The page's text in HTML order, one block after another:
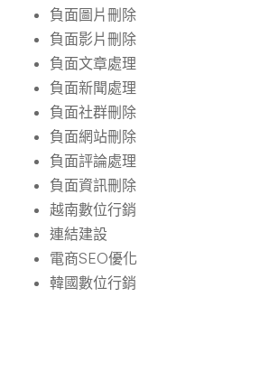
負面圖片刪除
負面影片刪除
負面文章處理
負面新聞處理
負面社群刪除
負面網站刪除
負面評論處理
負面資訊刪除
越南數位行銷
連結建設
電商SEO優化
韓國數位行銷